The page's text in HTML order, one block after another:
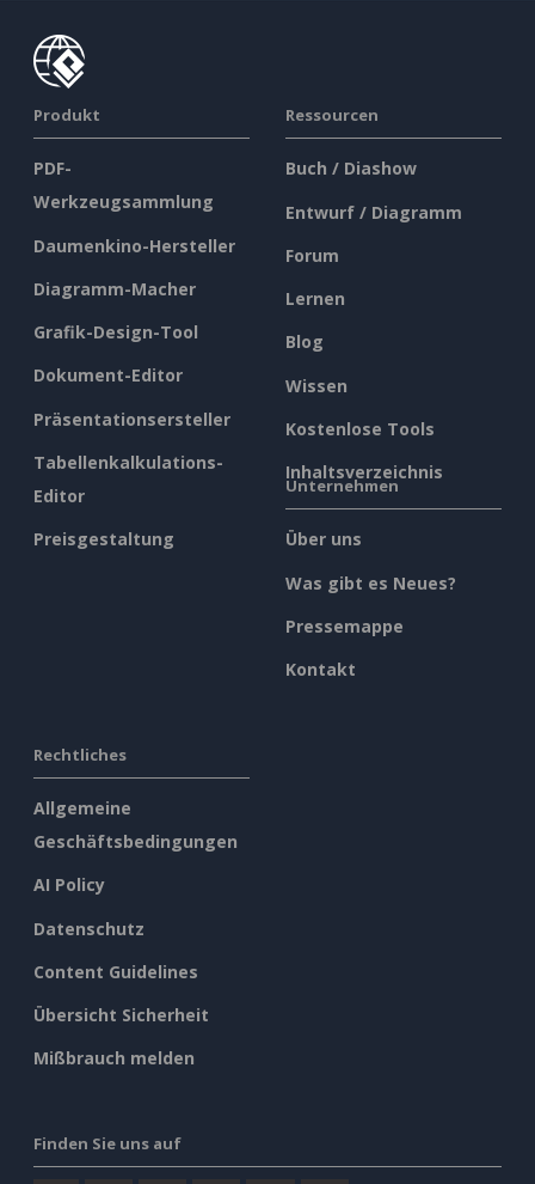
Produkt
PDF-
Werkzeugsammlung
Daumenkino-Hersteller
Diagramm-Macher
Grafik-Design-Tool
Dokument-Editor
Präsentationsersteller
Tabellenkalkulations-
Editor
Preisgestaltung
Ressourcen
Buch / Diashow
Entwurf / Diagramm
Forum
Lernen
Blog
Wissen
Kostenlose Tools
Inhaltsverzeichnis
Unternehmen
Über uns
Was gibt es Neues?
Pressemappe
Kontakt
Rechtliches
Allgemeine
Geschäftsbedingungen
AI Policy
Datenschutz
Content Guidelines
Übersicht Sicherheit
Mißbrauch melden
Finden Sie uns auf